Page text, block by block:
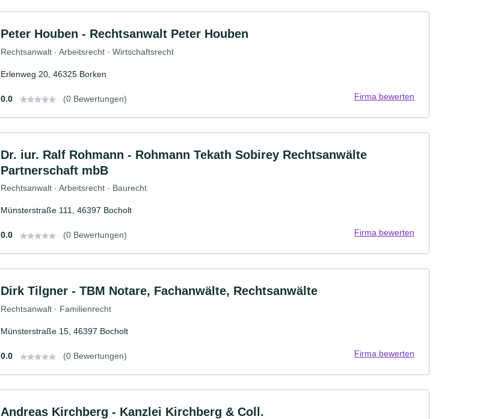
Peter Houben - Rechtsanwalt Peter Houben
Rechtsanwalt · Arbeitsrecht · Wirtschaftsrecht
Erlenweg 20, 46325 Borken
0.0 (0 Bewertungen) Firma bewerten
Dr. iur. Ralf Rohmann - Rohmann Tekath Sobirey Rechtsanwälte
Partnerschaft mbB
Rechtsanwalt · Arbeitsrecht · Baurecht
Münsterstraße 111, 46397 Bocholt
0.0 (0 Bewertungen) Firma bewerten
Dirk Tilgner - TBM Notare, Fachanwälte, Rechtsanwälte
Rechtsanwalt · Familienrecht
Münsterstraße 15, 46397 Bocholt
0.0 (0 Bewertungen) Firma bewerten
Andreas Kirchberg - Kanzlei Kirchberg & Coll.